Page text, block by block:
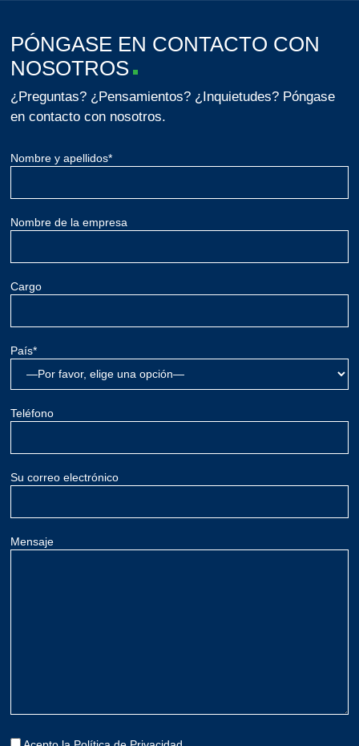
PÓNGASE EN CONTACTO CON
NOSOTROS
¿Preguntas? ¿Pensamientos? ¿Inquietudes? Póngase
en contacto con nosotros.
Nombre y apellidos*
Nombre de la empresa
Cargo
País*
Teléfono
Su correo electrónico
Mensaje